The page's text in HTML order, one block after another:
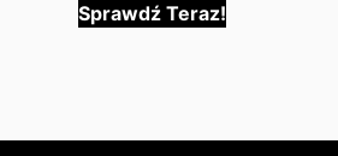
Sprawdź Teraz!